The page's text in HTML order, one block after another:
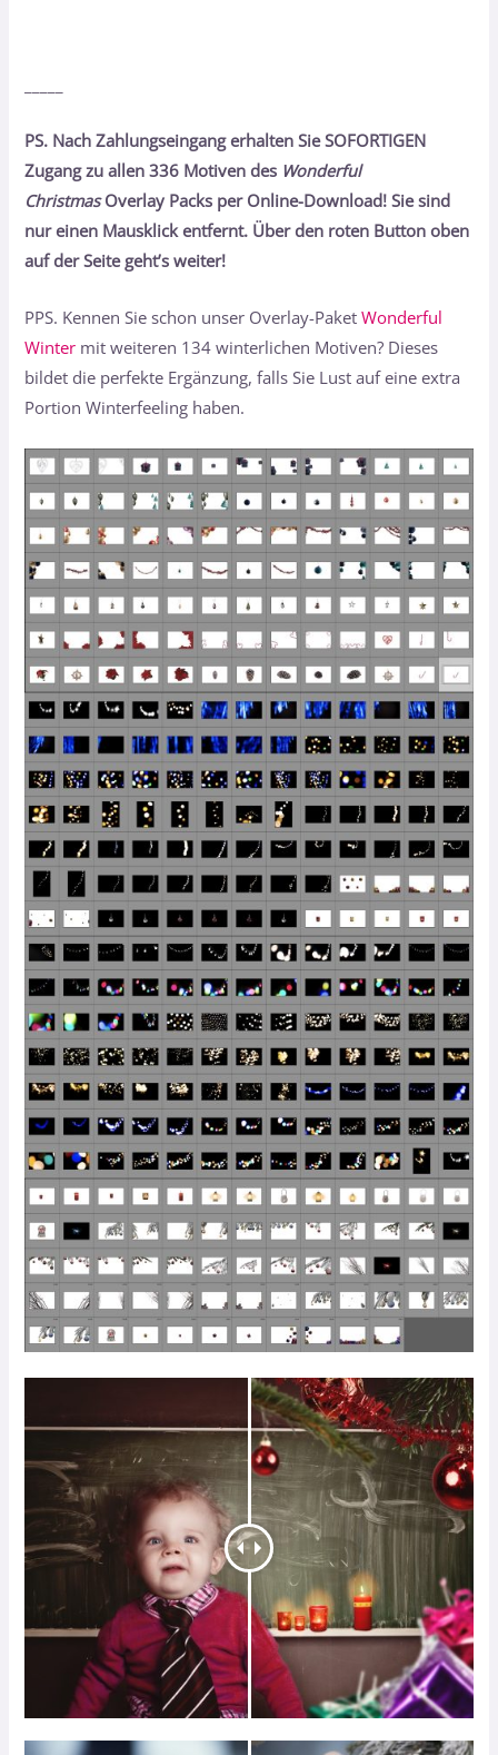
PS. Nach Zahlungseingang erhalten Sie SOFORTIGEN
Zugang zu allen 336 Motiven des Wonderful
ChristmasOverlay Packs per Online-Download! Sie sind
nur einen Mausklick entfernt. Über den roten Button oben
auf der Seite geht’s weiter!
PPS. Kennen Sie schon unser Overlay-PaketWonderful
Winter mit weiteren 134 winterlichen Motiven? Dieses
bildet die perfekte Ergänzung, falls Sie Lust auf eine extra
Portion Winterfeeling haben.